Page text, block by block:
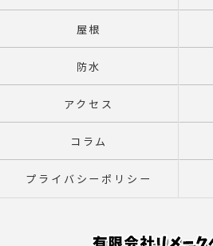
屋根
防水
アクセス
コラム
プライバシーポリシー